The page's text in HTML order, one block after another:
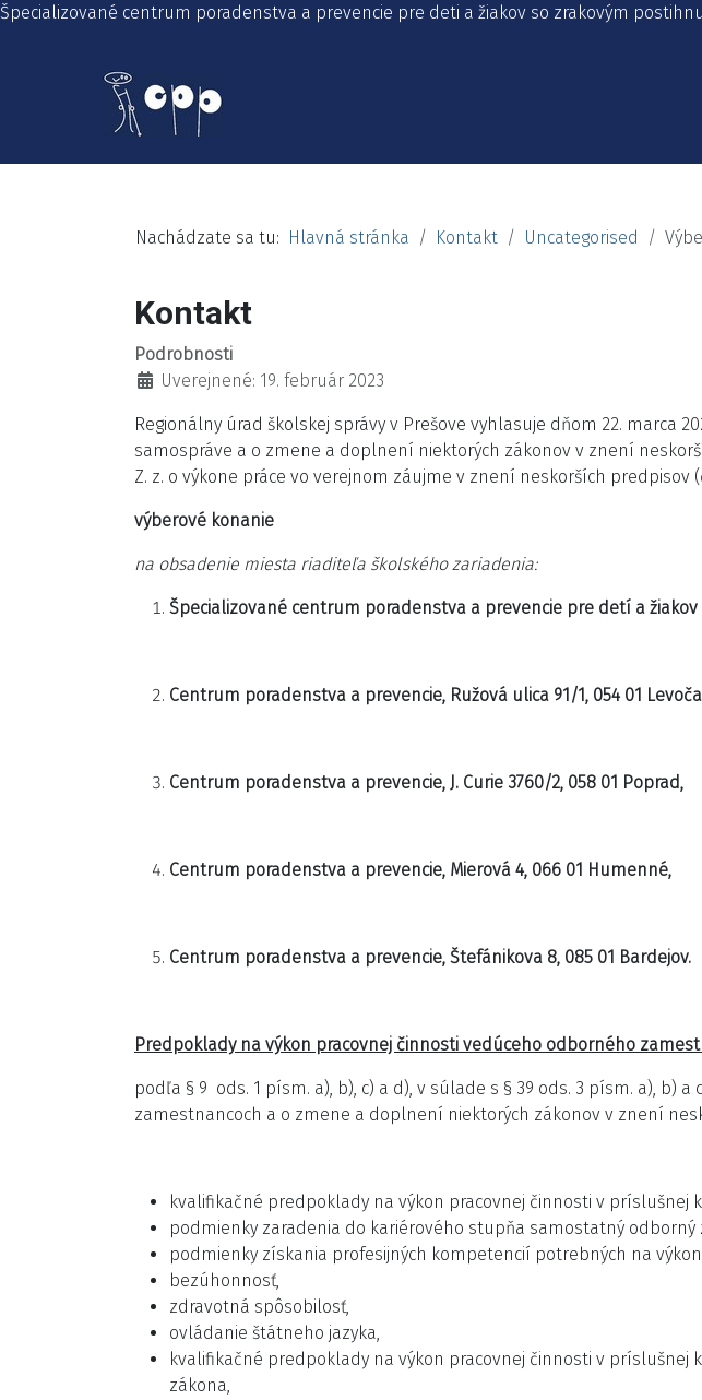
Špecializované centrum poradenstva a prevencie pre deti a žiakov so zrakovým
Nachádzate sa tu: Hlavná stránka Kontakt Uncategorised
Kontakt
Podrobnosti
Uverejnené: 19. február 2023
Regionálny úrad školskej správy v Prešove vyhlasuje dňom 22. marca
samospráve a o zmene a doplnení niektorých zákonov v znení
Z. z. o výkone práce vo verejnom záujme v znení neskorších predpisov
výberové konanie
na obsadenie miesta riaditeľa školského zariadenia:
Špecializované centrum poradenstva a prevencie pre detí a
Centrum poradenstva a prevencie, Ružová ulica 91/1, 054 01
Centrum poradenstva a prevencie, J. Curie 3760/2, 058 01 Poprad,
Centrum poradenstva a prevencie, Mierová 4, 066 01 Humenné,
Centrum poradenstva a prevencie, Štefánikova 8, 085 01 Bardejov.
Predpoklady na výkon pracovnej činnosti vedúceho odborného
podľa § 9 ods. 1 písm. a), b), c) a d), v súlade s § 39 ods. 3 písm. a), b)
zamestnancoch a o zmene a doplnení niektorých zákonov v znení
kvalifikačné predpoklady na výkon pracovnej činnosti v príslušnej
podmienky zaradenia do kariérového stupňa samostatný odborný
podmienky získania profesijných kompetencií potrebných na
bezúhonnosť,
zdravotná spôsobilosť,
ovládanie štátneho jazyka,
kvalifikačné predpoklady na výkon pracovnej činnosti v príslušnej
zákona,